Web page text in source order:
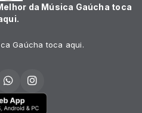
da Música Gaúcha toca
Gaúcha toca aqui.